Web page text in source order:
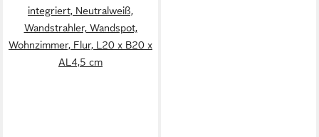
integriert, Neutralweiß,
Wandstrahler, Wandspot,
Wohnzimmer, Flur, L20 x B20 x
AL4,5 cm